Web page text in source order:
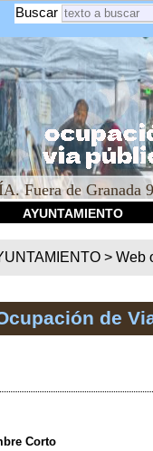
Buscar
Fuera de Granada
AYUNTAMIENTO
> Web
de
Corto